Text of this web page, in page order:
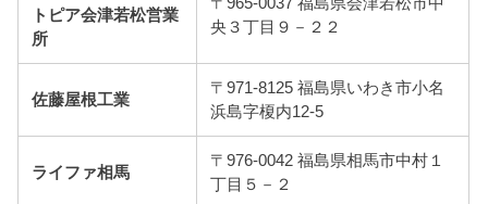
トピア会津若松営業
所
央３丁目９－２２
佐藤屋根工業
〒971-8125 福島県いわき市小名
浜島字榎内12-5
ライファ相馬
〒976-0042 福島県相馬市中村１
丁目５－２